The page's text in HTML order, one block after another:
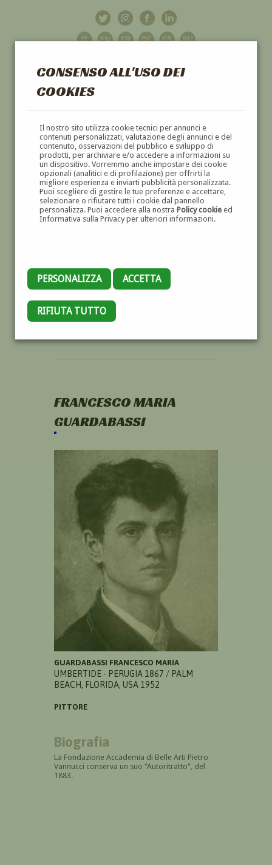
CONSENSO ALL'USO DEI
COOKIES
Il nostro sito utilizza cookie tecnici per annunci e
contenuti personalizzati, valutazione degli annunci e del
contenuto, osservazioni del pubblico e sviluppo di
prodotti, per archiviare e/o accedere a informazioni su
un dispositivo. Vorremmo anche impostare dei cookie
opzionali (analitici e di profilazione) per offrirti la
migliore esperienza e inviarti pubblicità personalizzata.
Puoi scegliere di gestire le tue preferenze e accettare,
selezionare o rifiutare tutti i cookie dal pannello
personalizza. Puoi accedere alla nostra Policy cookieed
Informativa sulla Privacy per ulteriori informazioni.
PERSONALIZZA ACCETTA
RIFIUTA TUTTO
GALLERIAD'ARTE
DIPINTI E SCULTURE '800 E '900
FRANCESCO MARIA
GUARDABASSI
GUARDABASSI FRANCESCO MARIA
UMBERTIDE - PERUGIA 1867 / PALM
BEACH, FLORIDA, USA 1952
PITTORE
Biografia
La Fondazione Accademia di Belle Arti Pietro
Vannucci conserva un suo "Autoritratto", del
1883.